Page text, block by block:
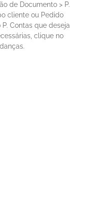
de Documento > P.
cliente ou Pedido
Contas que deseja
clique no